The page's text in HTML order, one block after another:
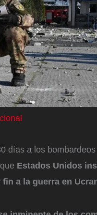
días a los
Estados Unidos
a la guerra en